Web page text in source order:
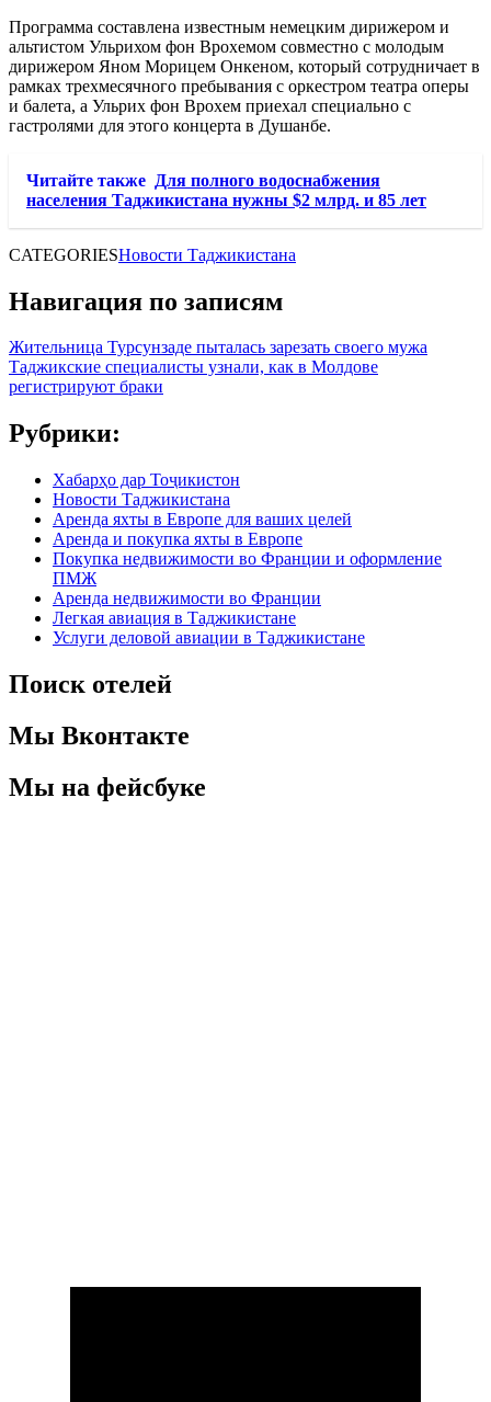
Программа составлена известным немецким дирижером и
альтистом Ульрихом фон Врохемом совместно с молодым
дирижером Яном Морицем Онкеном, который сотрудничает в
рамках трехмесячного пребывания с оркестром театра оперы
и балета, а Ульрих фон Врохем приехал специально с
гастролями для этого концерта в Душанбе.
Читайте также Для полного водоснабжения
населения Таджикистана нужны $2 млрд. и 85 лет
CATEGORIESНовости Таджикистана
Навигация по записям
Жительница Турсунзаде пыталась зарезать своего мужа
Таджикские специалисты узнали, как в Молдове
регистрируют браки
Рубрики:
Хабарҳо дар Тоҷикистон
Новости Таджикистана
Аренда яхты в Европе для ваших целей
Аренда и покупка яхты в Европе
Покупка недвижимости во Франции и оформление
ПМЖ
Аренда недвижимости во Франции
Легкая авиация в Таджикистане
Услуги деловой авиации в Таджикистане
Поиск отелей
Мы Вконтакте
Мы на фейсбуке